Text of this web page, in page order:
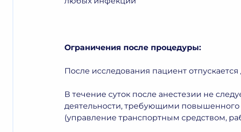
Ограничения после процедуры:
После исследования пациент
В течение суток после анестезии не
деятельности, требующими
(управление транспортным средством,